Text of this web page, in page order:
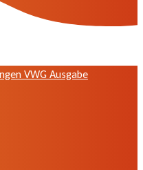
april 2025
VWG Ausgabe